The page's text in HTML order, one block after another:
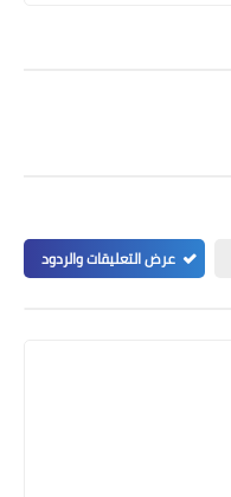
عرض التعليقات والردود